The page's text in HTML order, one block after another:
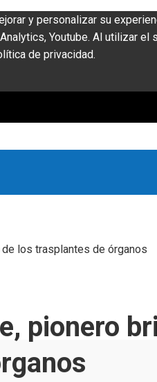
y personalizar su
Youtube. Al utilizar
de privacidad.
los trasplantes de órganos
pionero